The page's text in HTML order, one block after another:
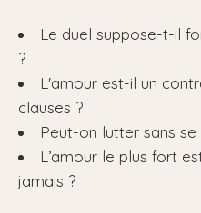
Le duel suppose-t-il
?
L'amour est-il un
clauses ?
Peut-on lutter sans
L’amour le plus fort
jamais ?